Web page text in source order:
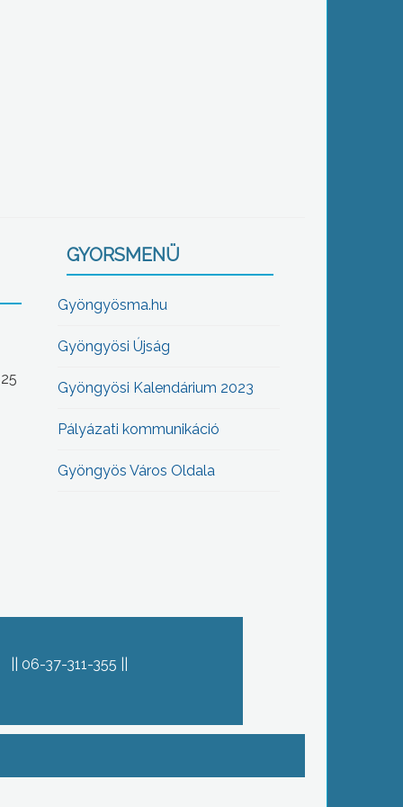
GYORSMENÜ
Gyöngyösma.hu
Gyöngyösi Újság
Gyöngyösi Kalendárium 2023
Pályázati kommunikáció
Gyöngyös Város Oldala
06-37-311-355